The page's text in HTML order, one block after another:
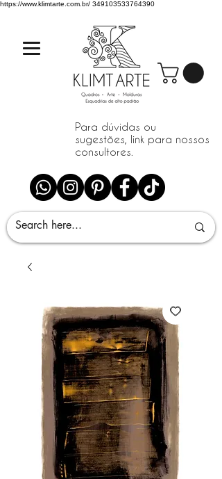
https://www.klimtarte.com.br/ 349103533764390
Para dúvidas ou
sugestões, link para nossos
consultores.